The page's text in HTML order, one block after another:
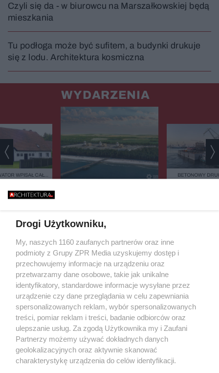
Czyli się da - w biurowcu na Marszałkowskiej będą
mieszkania
Tu podłoga może być sufitem, a budynki drukuje
się z lodu. Architektura kosmiczna
WYDARZENIA
WPISAŁ CAŁĄ
PARALIŻU
BETONOWY
Żaden utwór zamieszczony w serwisie nie może być powielany i
rozpowszechniany lub dalej rozpowszechniany w jakikolwiek sposób
(w tym także elektroniczny lub mechaniczny) na jakimkolwiek polu
eksploatacji w jakiejkolwiek formie, włącznie z umieszczaniem w
Internecie bez pisemnej zgody właściciela praw. Jakiekolwiek użycie
lub wykorzystanie utworów w całości lub w części z naruszeniem
prawa, tzn. bez właściwej zgody, jest zabronione pod groźbą kary i
może być ścigane prawnie.
O nas
Drogi Użytkowniku,
My, naszych 1160 zaufanych partnerów oraz inne
podmioty z Grupy ZPR Media uzyskujemy dostęp i
przechowujemy informacje na urządzeniu oraz
przetwarzamy dane osobowe, takie jak unikalne
identyfikatory, standardowe informacje wysyłane przez
urządzenie czy dane przeglądania w celu zapewniania
spersonalizowanych reklam, wybór spersonalizowanych
treści, pomiar reklam i treści, badanie odbiorców oraz
ulepszanie usług. Za zgodą Użytkownika my i Zaufani
Partnerzy możemy używać dokładnych danych
geolokalizacyjnych oraz aktywnie skanować
charakterystykę urządzenia do celów identyfikacji.